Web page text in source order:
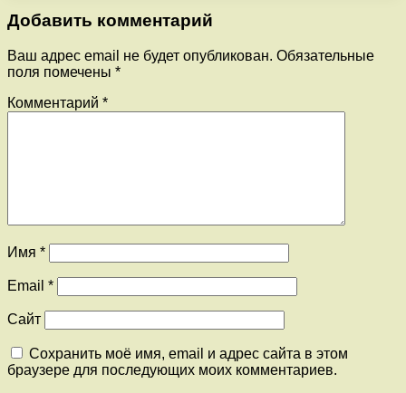
Добавить комментарий
Ваш адрес email не будет опубликован. Обязательные
поля помечены *
Комментарий *
Имя *
Email *
Сайт
Сохранить моё имя, email и адрес сайта в этом
браузере для последующих моих комментариев.